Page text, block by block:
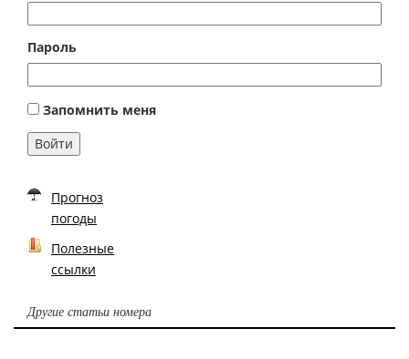
Пароль
Запомнить меня
Войти
Прогноз
погоды
Полезные
ссылки
Другие статьи номера